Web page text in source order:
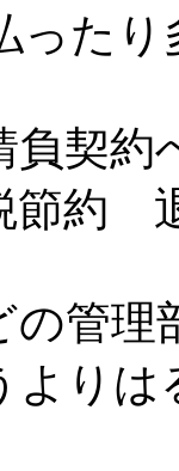
った
契約
節約
管理
より